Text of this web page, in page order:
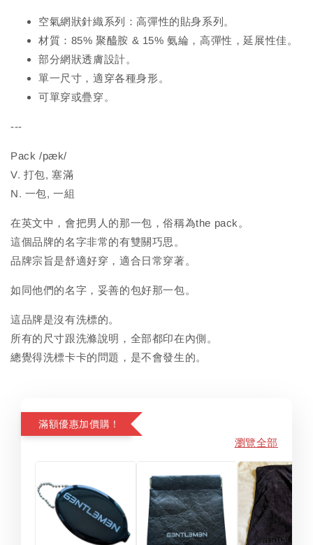
空氣網狀針織系列：高彈性的貼身系列。
材質：85% 聚醯胺 & 15% 氨綸，高彈性，延展性佳。
部分網狀透膚設計。
單一尺寸，適穿各種身形。
可單穿或疊穿。
---
Pack /pæk/
V. 打包, 塞滿
N. 一包, 一組
在英文中，會把男人的那一包，俗稱為the pack。
這個品牌的名字非常的有雙關巧思。
品牌宗旨是舒適好穿，適合日常穿著。
如同他們的名字，妥善的包好那一包。
這品牌是沒有洗標的。
所有的尺寸跟洗滌說明，全部都印在內側。
總覺得洗標卡卡的問題，是不會發生的。
滿額優惠加價購！
瀏覽全部